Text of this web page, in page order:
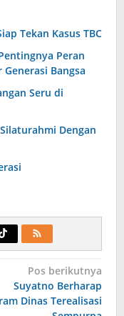
Tekan Kasus TBC
Peran
Bangsa
Seru di
Dengan
Pos berikutnya
Suyatno Berharap
Dinas Terealisasi